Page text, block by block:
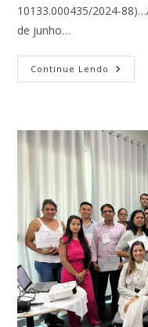
10133.000435/2024-
de junho…
Continue Lendo
MPS
DE
MAIO
2024